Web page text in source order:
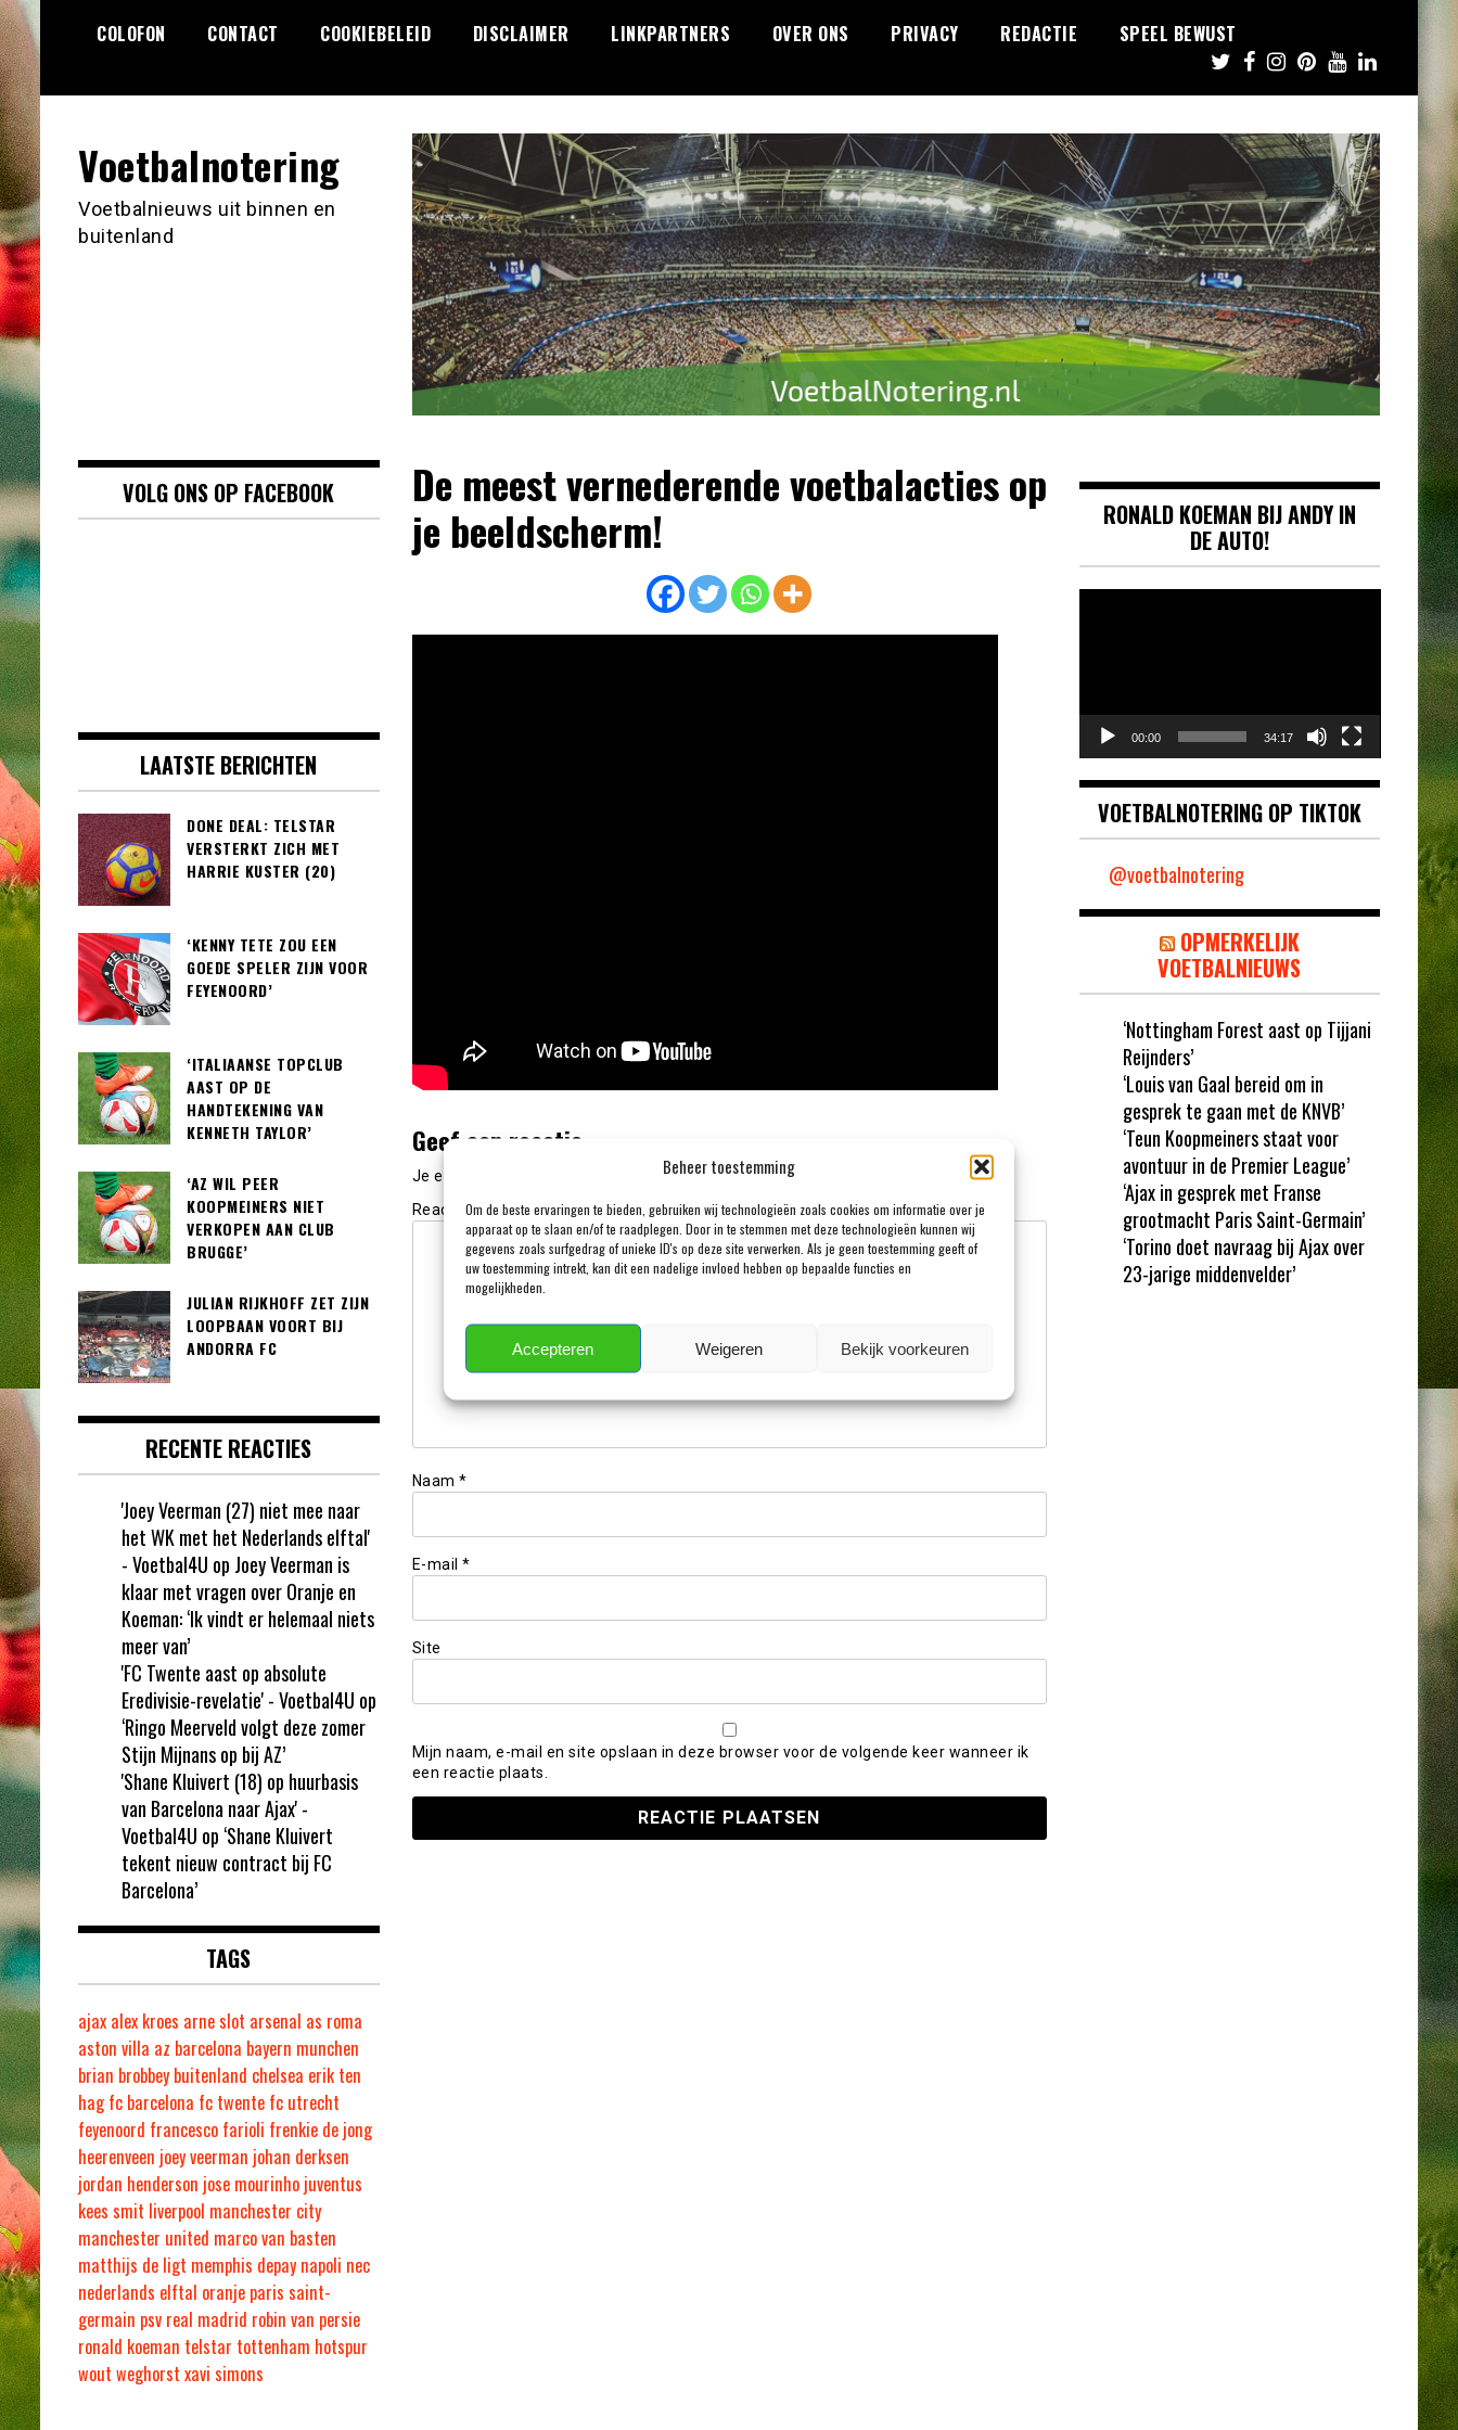
Beheer toestemming
Om de beste ervaringen te bieden, gebruiken wij technologieën zoals cookies om informatie over je
apparaat op te slaan en/of te raadplegen. Door in te stemmen met deze technologieën kunnen wij
gegevens zoals surfgedrag of unieke ID's op deze site verwerken. Als je geen toestemming geeft of
uw toestemming intrekt, kan dit een nadelige invloed hebben op bepaalde functies en
mogelijkheden.
Accepteren Weigeren Bekijk voorkeuren
inhoud
COLOFON CONTACT COOKIEBELEID DISCLAIMER LINKPARTNERS OVER ONS PRIVACY REDACTIE SPEEL BEWUST
Voetbalnotering
Voetbalnieuws uit binnen en
buitenland
De meest vernederende voetbalacties op
je beeldscherm!
Geef een reactie
Je e-mailadres wordt niet gepubliceerd. Vereiste velden zijn gemarkeerd met*
Reactie*
Naam *
E-mail *
Site
Mijn naam, e-mail en site opslaan in deze browser voor de volgende keer wanneer ik
een reactie plaats.
VOLG ONS OP FACEBOOK
LAATSTE BERICHTEN
DONE DEAL: TELSTAR
VERSTERKT ZICH MET
HARRIE KUSTER (20)
‘KENNY TETE ZOU EEN
GOEDE SPELER ZIJN VOOR
FEYENOORD’
‘ITALIAANSE TOPCLUB
AAST OP DE
HANDTEKENING VAN
KENNETH TAYLOR’
‘AZ WIL PEER
KOOPMEINERS NIET
VERKOPEN AAN CLUB
BRUGGE’
JULIAN RIJKHOFF ZET ZIJN
LOOPBAAN VOORT BIJ
ANDORRA FC
RECENTE REACTIES
'Joey Veerman (27) niet mee naar
het WK met het Nederlands elftal'
- Voetbal4U op Joey Veerman is
klaar met vragen over Oranje en
Koeman: ‘Ik vindt er helemaal niets
meer van’
'FC Twente aast op absolute
Eredivisie-revelatie' - Voetbal4U op
‘Ringo Meerveld volgt deze zomer
Stijn Mijnans op bij AZ’
'Shane Kluivert (18) op huurbasis
van Barcelona naar Ajax' -
Voetbal4U op ‘Shane Kluivert
tekent nieuw contract bij FC
Barcelona’
TAGS
ajax alex kroes arne slot arsenal as roma
aston villa az barcelona bayern munchen
brian brobbey buitenland chelsea erik ten
hag fc barcelona fc twente fc utrecht
feyenoord francesco farioli frenkie de jong
heerenveen joey veerman johan derksen
jordan henderson jose mourinho juventus
kees smit liverpool manchester city
manchester united marco van basten
matthijs de ligt memphis depay napoli nec
nederlands elftal oranje paris saint-
germain psv real madrid robin van persie
ronald koeman telstar tottenham hotspur
wout weghorst xavi simons
RONALD KOEMAN BIJ ANDY IN
DE AUTO!
00:00 34:17
VOETBALNOTERING OP TIKTOK
@voetbalnotering
OPMERKELIJK
VOETBALNIEUWS
‘Nottingham Forest aast op Tijjani
Reijnders’
‘Louis van Gaal bereid om in
gesprek te gaan met de KNVB’
‘Teun Koopmeiners staat voor
avontuur in de Premier League’
‘Ajax in gesprek met Franse
grootmacht Paris Saint-Germain’
‘Torino doet navraag bij Ajax over
23-jarige middenvelder’